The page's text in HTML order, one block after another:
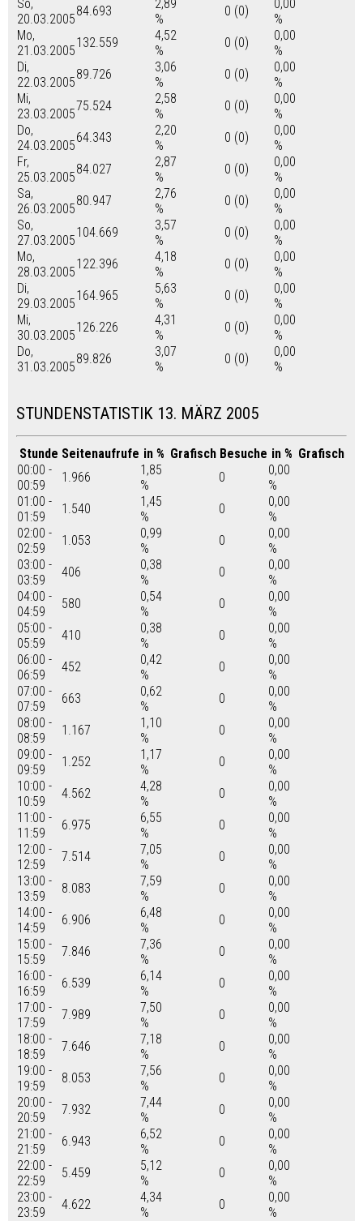
So,
20.03.2005
84.693
2,89
%
0 (0)
0,00
%
Mo,
21.03.2005
132.559
4,52
%
0 (0)
0,00
%
Di,
22.03.2005
89.726
3,06
%
0 (0)
0,00
%
Mi,
23.03.2005
75.524
2,58
%
0 (0)
0,00
%
Do,
24.03.2005
64.343
2,20
%
0 (0)
0,00
%
Fr,
25.03.2005
84.027
2,87
%
0 (0)
0,00
%
Sa,
26.03.2005
80.947
2,76
%
0 (0)
0,00
%
So,
27.03.2005
104.669
3,57
%
0 (0)
0,00
%
Mo,
28.03.2005
122.396
4,18
%
0 (0)
0,00
%
Di,
29.03.2005
164.965
5,63
%
0 (0)
0,00
%
Mi,
30.03.2005
126.226
4,31
%
0 (0)
0,00
%
Do,
31.03.2005
89.826
3,07
%
0 (0)
0,00
%
STUNDENSTATISTIK 13. MÄRZ 2005
Stunde Seitenaufrufe in % Grafisch Besuche in % Grafisch
00:00 -
00:59
1.966
1,85
%
0
0,00
%
01:00 -
01:59
1.540
1,45
%
0
0,00
%
02:00 -
02:59
1.053
0,99
%
0
0,00
%
03:00 -
03:59
406
0,38
%
0
0,00
%
04:00 -
04:59
580
0,54
%
0
0,00
%
05:00 -
05:59
410
0,38
%
0
0,00
%
06:00 -
06:59
452
0,42
%
0
0,00
%
07:00 -
07:59
663
0,62
%
0
0,00
%
08:00 -
08:59
1.167
1,10
%
0
0,00
%
09:00 -
09:59
1.252
1,17
%
0
0,00
%
10:00 -
10:59
4.562
4,28
%
0
0,00
%
11:00 -
11:59
6.975
6,55
%
0
0,00
%
12:00 -
12:59
7.514
7,05
%
0
0,00
%
13:00 -
13:59
8.083
7,59
%
0
0,00
%
14:00 -
14:59
6.906
6,48
%
0
0,00
%
15:00 -
15:59
7.846
7,36
%
0
0,00
%
16:00 -
16:59
6.539
6,14
%
0
0,00
%
17:00 -
17:59
7.989
7,50
%
0
0,00
%
18:00 -
18:59
7.646
7,18
%
0
0,00
%
19:00 -
19:59
8.053
7,56
%
0
0,00
%
20:00 -
20:59
7.932
7,44
%
0
0,00
%
21:00 -
21:59
6.943
6,52
%
0
0,00
%
22:00 -
22:59
5.459
5,12
%
0
0,00
%
23:00 -
23:59
4.622
4,34
%
0
0,00
%